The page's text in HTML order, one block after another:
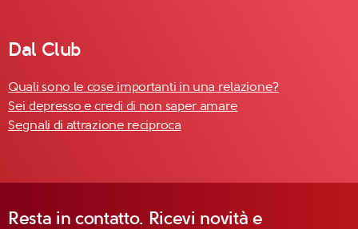
Dal Club
Quali sono le cose importanti in una relazione?
Sei depresso e credi di non saper amare
Segnali di attrazione reciproca
Resta in contatto. Ricevi novità e